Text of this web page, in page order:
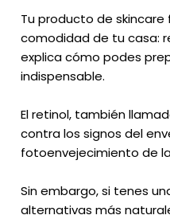
Tu producto de
comodidad de tu casa:
explica cómo podes
indispensable.
El retinol, también
contra los signos del
fotoenvejecimiento de
Sin embargo, si tenes
alternativas más